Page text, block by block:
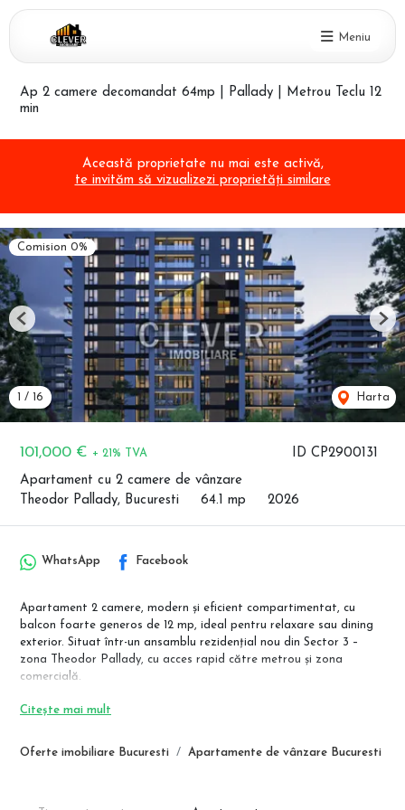
Meniu
Ap 2 camere decomandat 64mp | Pallady | Metrou Teclu 12
min
Această proprietate nu mai este activă,
te invităm să vizualizezi proprietăți similare
ID CP2900131
101,000 € + 21% TVA
Apartament cu 2 camere de vânzare
Theodor Pallady, Bucuresti
64.1 mp 2026
Comision 0%
/ 16 Harta
Previous
Oferte imobiliare Bucuresti Apartamente de vânzare Bucuresti
WhatsApp Facebook
Apartament 2 camere, modern și eficient compartimentat, cu
balcon foarte generos de 12 mp, ideal pentru relaxare sau dining
exterior. Situat într-un ansamblu rezidențial nou din Sector 3 –
zona Theodor Pallady, cu acces rapid către metrou și zona
comercială.
Apartamentele se predau la cheie, cu băi complet utilate, iar
📍 Stația de metrou Nicolae Teclu – aproximativ 12 minute de mers
📐 Compartimentare & suprafețe (conform schiței)
Citește mai mult